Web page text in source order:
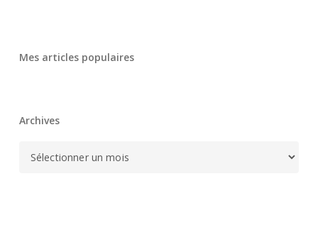
Mes articles populaires
Archives
Archives